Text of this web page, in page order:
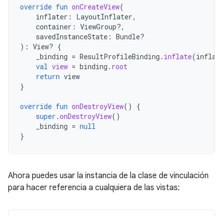
override fun onCreateView(
inflater : LayoutInflater,
container : ViewGroup?,
savedInstanceState : Bundle?
): View? {
_binding = ResultProfileBinding . inflate(
val view = binding . root
return view
}
override fun onDestroyView()
{
super .onDestroyView()
_binding = null
}
Ahora puedes usar la instancia de la clase de vinculación
para hacer referencia a cualquiera de las vistas: